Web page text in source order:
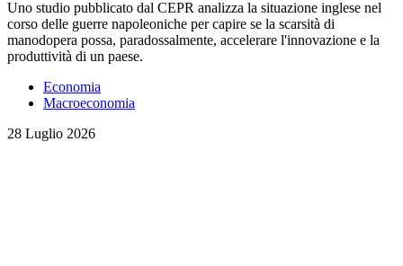
Uno studio pubblicato dal CEPR analizza la situazione inglese nel
corso delle guerre napoleoniche per capire se la scarsità di
manodopera possa, paradossalmente, accelerare l'innovazione e la
produttività di un paese.
Economia
Macroeconomia
28 Luglio 2026